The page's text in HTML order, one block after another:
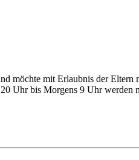
mit Erlaubnis der
Uhr bis Morgens 9 Uhr werden